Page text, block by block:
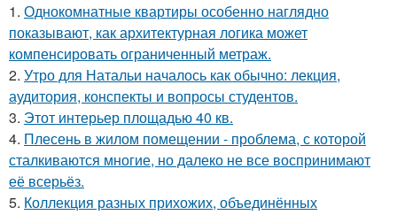
1. Однокомнатные квартиры особенно наглядно
показывают, как архитектурная логика может
компенсировать ограниченный метраж.
2. Утро для Натальи началось как обычно: лекция,
аудитория, конспекты и вопросы студентов.
3. Этот интерьер площадью 40 кв.
4. Плесень в жилом помещении - проблема, с которой
сталкиваются многие, но далеко не все воспринимают
её всерьёз.
5. Коллекция разных прихожих, объединённых